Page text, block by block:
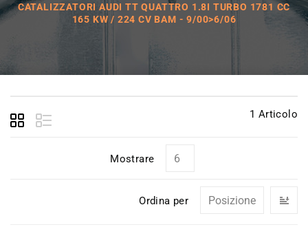
CATALIZZATORI AUDI TT QUATTRO 1.8I TURBO 1781 CC
165 KW / 224 CV BAM - 9/00>6/06
1 Articolo
Mostrare
Ordina per